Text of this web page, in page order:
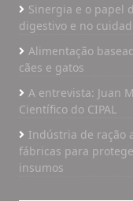
Sinergia e o papel
digestivo e no
Alimentação
cães e gatos
A entrevista: Juan
Científico do CIPAL
Indústria de ração
fábricas para
insumos